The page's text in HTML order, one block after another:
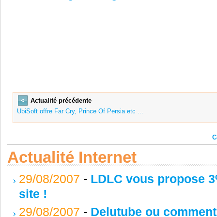
<
Actualité précédente
UbiSoft offre Far Cry, Prince Of Persia etc ...
Actualité Internet
29/08/2007 - LDLC vous propose
site !
29/08/2007 - Delutube ou